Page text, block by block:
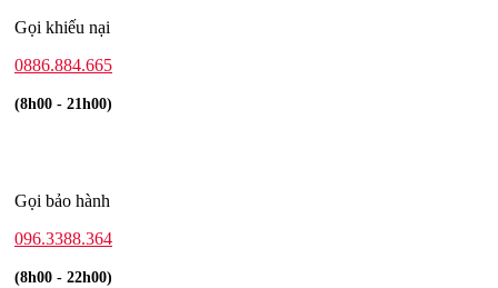
Gọi khiếu nại
0886.884.665
(8h00 - 21h00)
Gọi bảo hành
096.3388.364
(8h00 - 22h00)